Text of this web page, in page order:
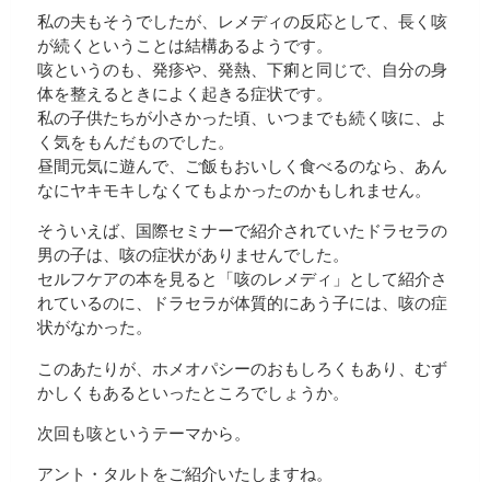
私の夫もそうでしたが、レメディの反応として、長く咳
が続くということは結構あるようです。
咳というのも、発疹や、発熱、下痢と同じで、自分の身
体を整えるときによく起きる症状です。
私の子供たちが小さかった頃、いつまでも続く咳に、よ
く気をもんだものでした。
昼間元気に遊んで、ご飯もおいしく食べるのなら、あん
なにヤキモキしなくてもよかったのかもしれません。
そういえば、国際セミナーで紹介されていたドラセラの
男の子は、咳の症状がありませんでした。
セルフケアの本を見ると「咳のレメディ」として紹介さ
れているのに、ドラセラが体質的にあう子には、咳の症
状がなかった。
このあたりが、ホメオパシーのおもしろくもあり、むず
かしくもあるといったところでしょうか。
次回も咳というテーマから。
アント・タルトをご紹介いたしますね。